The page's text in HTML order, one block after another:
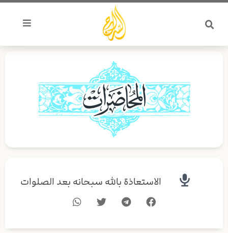
تخطي
المحتوى
الاستعاذة بالله سبحانه بعد الصلوات